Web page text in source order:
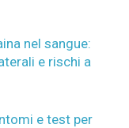
nel sangue:
e rischi a
e test per